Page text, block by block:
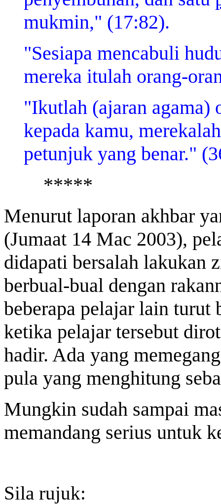
mukmin," (17:82).
"Sesiapa mencabuli
mereka itulah orang-
"Ikutlah (ajaran agama)
kepada kamu,
petunjuk yang benar."
*****
Menurut laporan akhbar
(Jumaat 14 Mac 2003),
didapati bersalah lakukan
berbual-bual dengan
beberapa pelajar lain
ketika pelajar tersebut
hadir. Ada yang
pula yang menghitung
Mungkin sudah sampai
memandang serius untuk
Sila rujuk: